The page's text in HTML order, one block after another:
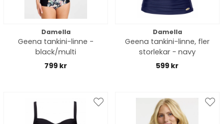
Damella
Geena tankini-linne -
black/multi
799 kr
Damella
Geena tankini-linne, fler
storlekar - navy
599 kr